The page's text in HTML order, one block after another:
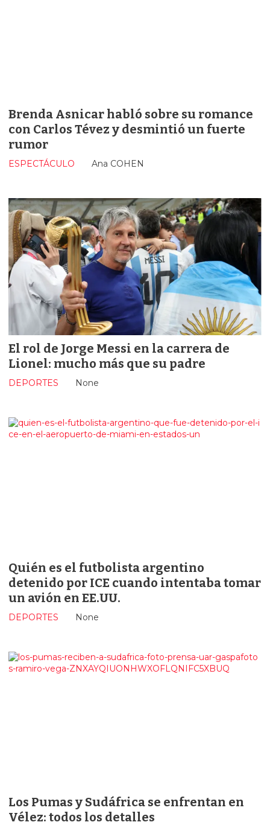
Brenda Asnicar habló sobre su romance
con Carlos Tévez y desmintió un fuerte
rumor
Ana COHEN
ESPECTÁCULO
El rol de Jorge Messi en la carrera de
Lionel: mucho más que su padre
None
DEPORTES
Quién es el futbolista argentino
detenido por ICE cuando intentaba tomar
un avión en EE.UU.
None
DEPORTES
Los Pumas y Sudáfrica se enfrentan en
Vélez: todos los detalles